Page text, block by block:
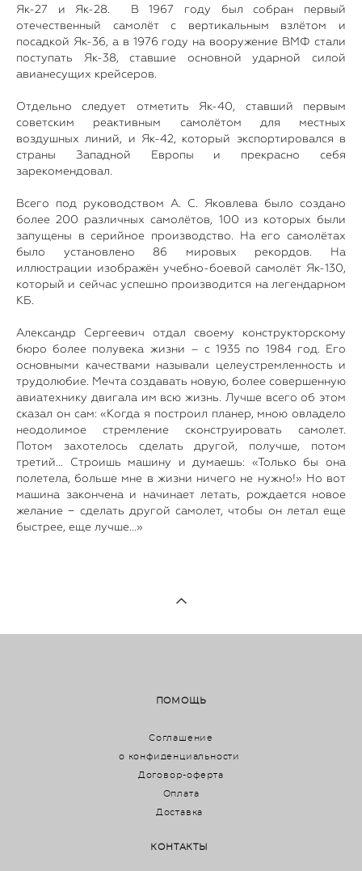
Як-27 и Як-28. В 1967 году был собран первый
отечественный самолёт с вертикальным взлётом и
посадкой Як-36, а в 1976 году на вооружение ВМФ стали
поступать Як-38, ставшие основной ударной силой
авианесущих крейсеров.
Отдельно следует отметить Як-40, ставший первым
советским реактивным самолётом для местных
воздушных линий, и Як-42, который экспортировался в
страны Западной Европы и прекрасно себя
зарекомендовал.
Всего под руководством А. С. Яковлева было создано
более 200 различных самолётов, 100 из которых были
запущены в серийное производство. На его самолётах
было установлено 86 мировых рекордов. На
иллюстрации изображён учебно-боевой самолёт Як-130,
который и сейчас успешно производится на легендарном
КБ.
Александр Сергеевич отдал своему конструкторскому
бюро более полувека жизни – с 1935 по 1984 год. Его
основными качествами называли целеустремленность и
трудолюбие. Мечта создавать новую, более совершенную
авиатехнику двигала им всю жизнь. Лучше всего об этом
сказал он сам: «Когда я построил планер, мною овладело
неодолимое стремление сконструировать самолет.
Потом захотелось сделать другой, получше, потом
третий… Строишь машину и думаешь: «Только бы она
полетела, больше мне в жизни ничего не нужно!» Но вот
машина закончена и начинает летать, рождается новое
желание − сделать другой самолет, чтобы он летал еще
быстрее, еще лучше…»
ПОМОЩЬ
Соглашение
о конфиденциальности
Договор-оферта
Оплата
Доставка
КОНТАКТЫ